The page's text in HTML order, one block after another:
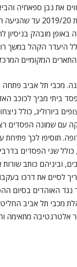
על הקווים את נבן
לא הייתה בהם במשך שנים
מובהק בניסיון
היעדר הקהל במשך
המקומיים
מכבי תל אביב פתחה
של 2:1, כולל הפסד ביתי
ביורוליג, כולל
שמונה הפסדים
תוסיפו לכך
עם מאזן 6:9 כרגע), כולל שני
וביניהם כותב שורות
לסיים את דרכו
האוהדים בסיום
מכבי תל אביב
אלטרנטיבה מתאימה